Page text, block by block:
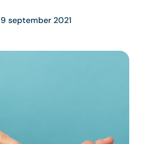
9 september 2021